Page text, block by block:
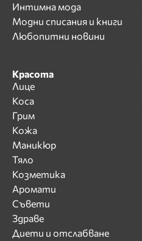
Интимна мода
Модни списания и книги
Любопитни новини
Красота
Лице
Коса
Грим
Кожа
Маникюр
Тяло
Козметика
Аромати
Съвети
Здраве
Диети и отслабване